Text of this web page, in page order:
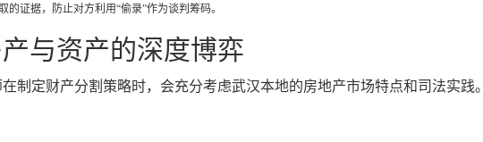
证据，防止对方利用“偷录”作为谈判筹码。
与资产的深度博弈
制定财产分割策略时，会充分考虑武汉本地的房地产市场特点和司法实践。